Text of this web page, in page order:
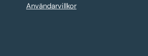
Användarvillkor